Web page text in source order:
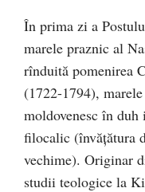
În prima zi a
marele praznic al
rînduită pomenirea
(1722-1794),
moldovenesc în
filocalic (învăţătura
vechime). Originar
studii teologice la